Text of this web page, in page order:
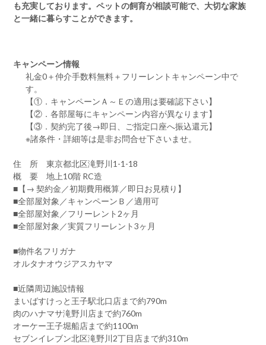
も充実しております。ペットの飼育が相談可能で、大切な家族
と一緒に暮らすことができます。
キャンペーン情報
礼金0＋仲介手数料無料＋ フリーレント キャンペーン中で
す。
【①．キャンペーンＡ～Ｅの適用は要確認下さい】
【②．各部屋毎にキャンペーン内容が異なります】
【③．契約完了後→即日、ご指定口座へ振込還元】
※諸条件・詳細等は是非お問合せ下さいませ。
住 所 東京都北区滝野川1-1-18
概 要 地上10階 RC造
■【→ 契約金／初期費用概算／即日お見積り】
■全部屋対象／キャンペーンＢ／適用可
■全部屋対象／フリーレント2ヶ月
■全部屋対象／実質フリーレント3ヶ月
■物件名フリガナ
オルタナオウジアスカヤマ
■近隣周辺施設情報
まいばすけっと王子駅北口店まで約790m
肉のハナマサ滝野川店まで約760m
オーケー王子堀船店まで約1100m
セブンイレブン北区滝野川2丁目店まで約310m